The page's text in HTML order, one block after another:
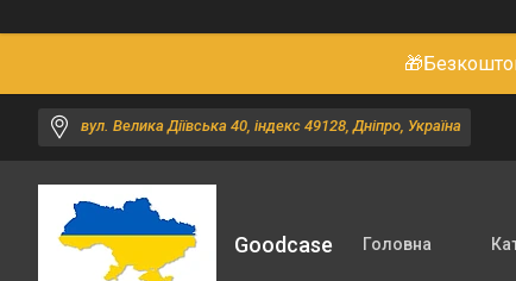
вул. Велика Діївська 40, індекс 49128, Дніпро, Україна
Goodcase Головна